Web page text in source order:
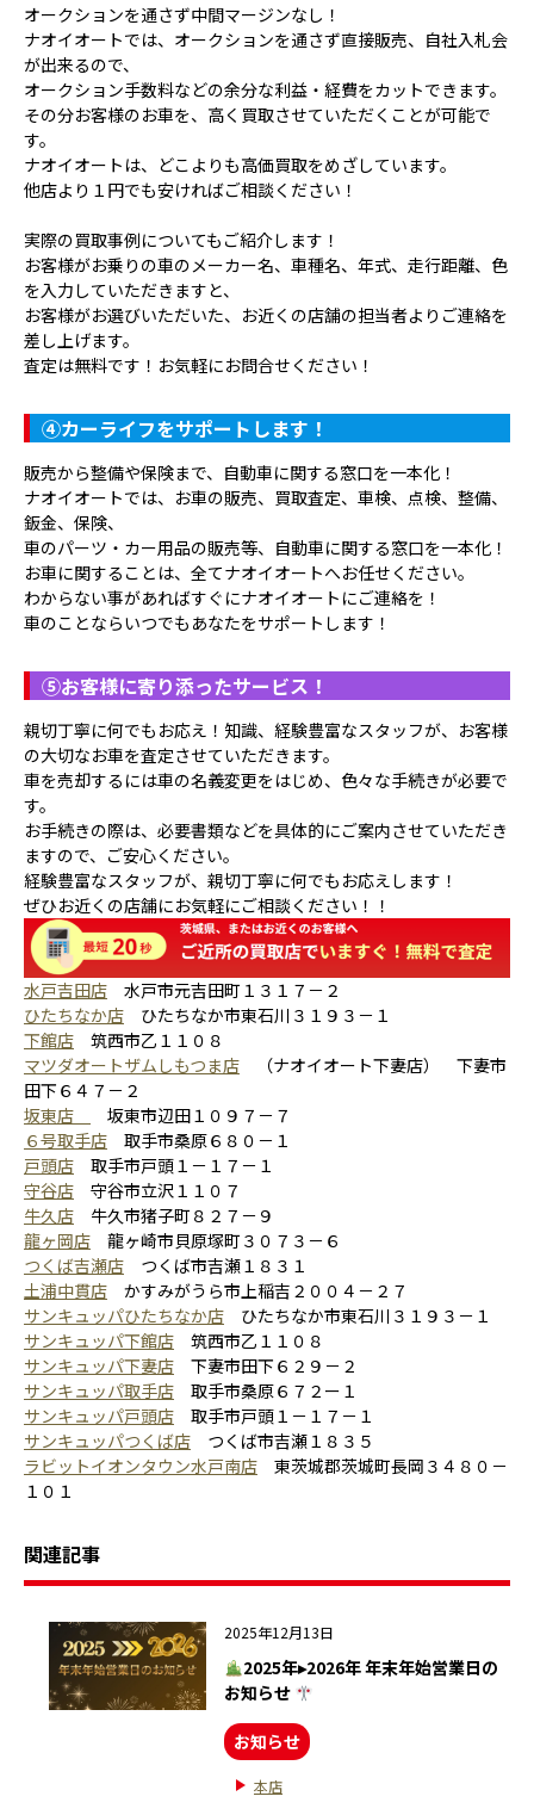
オークションを通さず中間マージンなし！
ナオイオートでは、オークションを通さず直接販売、自社入札会
が出来るので、
オークション手数料などの余分な利益・経費をカットできます。
その分お客様のお車を、高く買取させていただくことが可能で
す。
ナオイオートは、どこよりも高価買取をめざしています。
他店より１円でも安ければご相談ください！
実際の買取事例についてもご紹介します！
お客様がお乗りの車のメーカー名、車種名、年式、走行距離、色
を入力していただきますと、
お客様がお選びいただいた、お近くの店舗の担当者よりご連絡を
差し上げます。
査定は無料です！お気軽にお問合せください！
④カーライフをサポートします！
販売から整備や保険まで、自動車に関する窓口を一本化！
ナオイオートでは、お車の販売、買取査定、車検、点検、整備、
鈑金、保険、
車のパーツ・カー用品の販売等、自動車に関する窓口を一本化！
お車に関することは、全てナオイオートへお任せください。
わからない事があればすぐにナオイオートにご連絡を！
車のことならいつでもあなたをサポートします！
⑤お客様に寄り添ったサービス！
親切丁寧に何でもお応え！知識、経験豊富なスタッフが、お客様
の大切なお車を査定させていただきます。
車を売却するには車の名義変更をはじめ、色々な手続きが必要で
す。
お手続きの際は、必要書類などを具体的にご案内させていただき
ますので、ご安心ください。
経験豊富なスタッフが、親切丁寧に何でもお応えします！
ぜひお近くの店舗にお気軽にご相談ください！！
水戸吉田店 水戸市元吉田町１３１７－２
ひたちなか店 ひたちなか市東石川３１９３－１
下館店 筑西市乙１１０８
マツダオートザムしもつま店 （ナオイオート下妻店） 下妻市
田下６４７－２
坂東店
坂東市辺田１０９７－７
６号取手店 取手市桑原６８０－１
戸頭店 取手市戸頭１－１７－１
守谷店 守谷市立沢１１０７
牛久店 牛久市猪子町８２７－９
龍ヶ岡店 龍ヶ崎市貝原塚町３０７３－６
つくば吉瀬店 つくば市吉瀬１８３１
土浦中貫店 かすみがうら市上稲吉２００４－２７
サンキュッパひたちなか店 ひたちなか市東石川３１９３－１
サンキュッパ下館店 筑西市乙１１０８
サンキュッパ下妻店 下妻市田下６２９－２
サンキュッパ取手店 取手市桑原６７２ー１
サンキュッパ戸頭店 取手市戸頭１－１７－１
サンキュッパつくば店 つくば市吉瀬１８３５
ラビットイオンタウン水戸南店 東茨城郡茨城町長岡３４８０－
１０１
関連記事
2025年12月13日
2025年▸2026年 年末年始営業日の
お知らせ
お知らせ
本店